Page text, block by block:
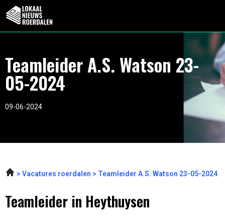
Teamleider A.S. Watson 23-
05-2024
09-06-2024
Vacatures roerdalen Teamleider A.S. Watson 23-05-2024
Teamleider in Heythuysen